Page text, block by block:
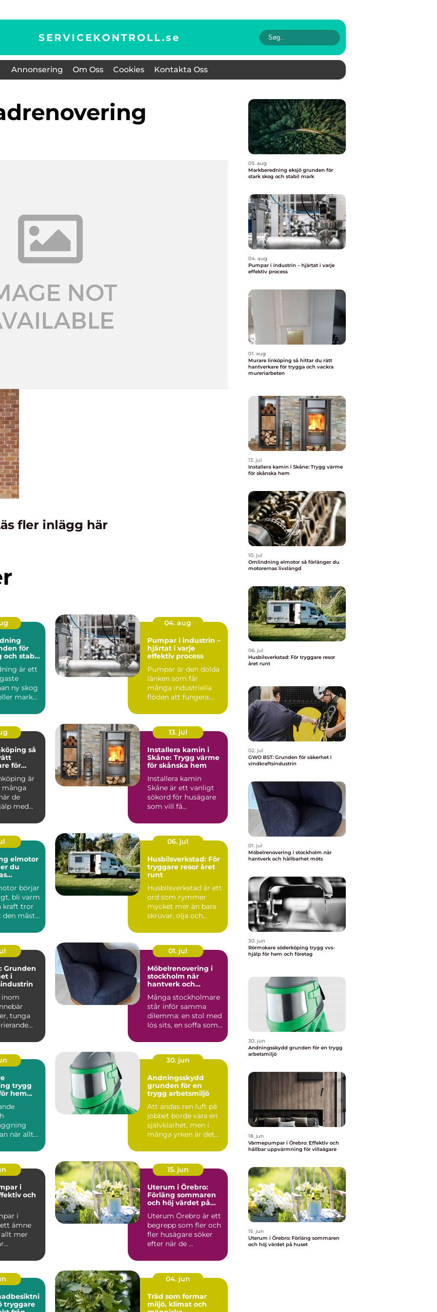
SERVICEKONTROLL.se
Annonsering Om Oss Cookies Kontakta Oss
fler inlägg här
och stabil
är ett
ny skog
mark
04. aug
Pumpar i industrin –
hjärtat i varje
effektiv process
Pumpar är den dolda
länken som får
många industriella
flöden att fungera....
så
för
är
de
med
13. jul
Installera kamin i
Skåne: Trygg värme
för skånska hem
Installera kamin
Skåne är ett vanligt
sökord för husägare
som vill få...
elmotor
du
börjar
bli varm
kraft tror
den måste
06. jul
Husbilsverkstad: För
tryggare resor året
runt
Husbilsverkstad är ett
ord som rymmer
mycket mer än bara
skruvar, olja och
Grunden
i
inom
tunga
01. jul
Möbelrenovering i
stockholm när
hantverk och
Många stockholmare
står inför samma
dilemma: en stol med
lös sits, en soffa som
hem
när allt
30. jun
Andningsskydd
grunden för en
trygg arbetsmiljö
Att andas ren luft på
jobbet borde vara en
självklarhet, men i
många yrken är det
i
och
i
ämne
mer
15. jun
Uterum i Örebro:
Förläng sommaren
och höj värdet på
Uterum Örebro är ett
begrepp som fler och
fler husägare söker
efter när de ...
04. jun
Träd som formar
miljö, klimat och
05. aug
Markberedning eksjö grunden för
stark skog och stabil mark
04. aug
Pumpar i industrin – hjärtat i varje
effektiv process
01. aug
Murare linköping så hittar du rätt
hantverkare för trygga och vackra
mureriarbeten
13. jul
Installera kamin i Skåne: Trygg värme
för skånska hem
10. jul
Omlindning elmotor så förlänger du
motorernas livslängd
06. jul
Husbilsverkstad: För tryggare resor
året runt
02. jul
GWO BST: Grunden för säkerhet i
vindkraftsindustrin
01. jul
Möbelrenovering i stockholm när
hantverk och hållbarhet möts
30. jun
Rörmokare söderköping trygg vvs-
hjälp för hem och företag
30. jun
Andningsskydd grunden för en trygg
arbetsmiljö
18. jun
Värmepumpar i Örebro: Effektiv och
hållbar uppvärmning för villaägare
15. jun
Uterum i Örebro: Förläng sommaren
och höj värdet på huset